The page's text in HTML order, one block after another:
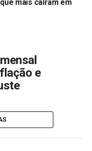
mais caíram em
e